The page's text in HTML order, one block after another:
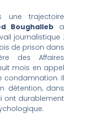
une trajectoire
Boughalleb a
journalistique :
de prison dans
des Affaires
mois en appel
condamnation. Il
détention, dans
ont durablement